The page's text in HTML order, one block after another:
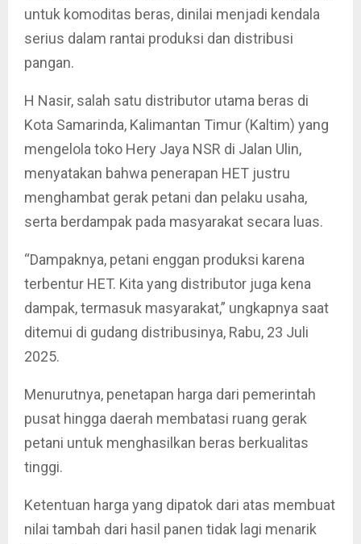
untuk komoditas beras, dinilai menjadi kendala
serius dalam rantai produksi dan distribusi
pangan.
H Nasir, salah satu distributor utama beras di
Kota Samarinda, Kalimantan Timur (Kaltim) yang
mengelola toko Hery Jaya NSR di Jalan Ulin,
menyatakan bahwa penerapan HET justru
menghambat gerak petani dan pelaku usaha,
serta berdampak pada masyarakat secara luas.
“Dampaknya, petani enggan produksi karena
terbentur HET. Kita yang distributor juga kena
dampak, termasuk masyarakat,” ungkapnya saat
ditemui di gudang distribusinya, Rabu, 23 Juli
2025.
Menurutnya, penetapan harga dari pemerintah
pusat hingga daerah membatasi ruang gerak
petani untuk menghasilkan beras berkualitas
tinggi.
Ketentuan harga yang dipatok dari atas membuat
nilai tambah dari hasil panen tidak lagi menarik